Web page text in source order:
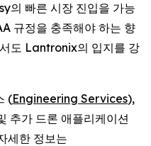
의 빠른 시장 진입을 가능
규정을 충족해야 하는 향
도 Lantronix의 입지를 강
(Engineering Services),
추가 드론 애플리케이션
세한 정보는